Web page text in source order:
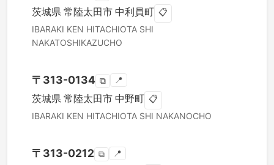
茨城県 常陸太田市 中利員町 📋
IBARAKI KEN HITACHIOTA SHI
NAKATOSHIKAZUCHO
〒 313-0134 ⧉ 📍
茨城県 常陸太田市 中野町 📋
IBARAKI KEN HITACHIOTA SHI NAKANOCHO
〒 313-0212 ⧉ 📍